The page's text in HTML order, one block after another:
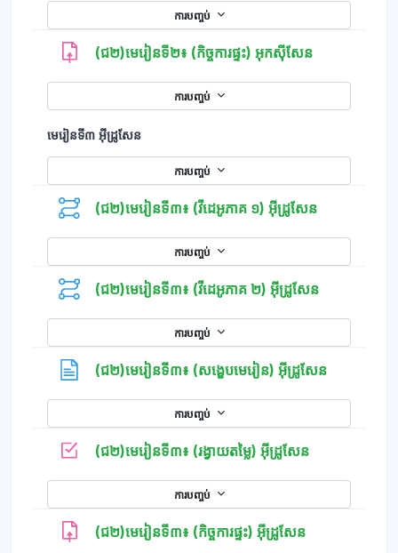
ការបញ្ចប់
(ជ២)មេរៀនទី២៖ (កិច្ចការផ្ទះ) អុកស៊ីសែន
ការបញ្ចប់
ការបញ្ចប់
មេរៀនទី៣ អ៊ីដ្រូសែន
(ជ២)មេរៀនទី៣៖ (វីដេអូភាគ ១) អ៊ីដ្រូសែន
ការបញ្ចប់
(ជ២)មេរៀនទី៣៖ (វីដេអូភាគ ២) អ៊ីដ្រូសែន
ការបញ្ចប់
(ជ២)មេរៀនទី៣៖ (សង្ខេបមេរៀន) អ៊ីដ្រូសែនទំព័រ
ការបញ្ចប់
(ជ២)មេរៀនទី៣៖ (រង្វាយតម្លៃ) អ៊ីដ្រូសែនកម្រងសំណួរ
ការបញ្ចប់
(ជ២)មេរៀនទី៣៖ (កិច្ចការផ្ទះ) អ៊ីដ្រូសែន